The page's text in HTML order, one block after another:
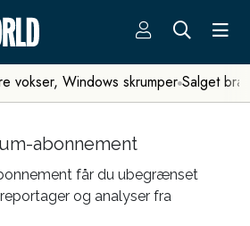
vokser, Windows skrumper Salget
abonnement
får du ubegrænset
og analyser fra